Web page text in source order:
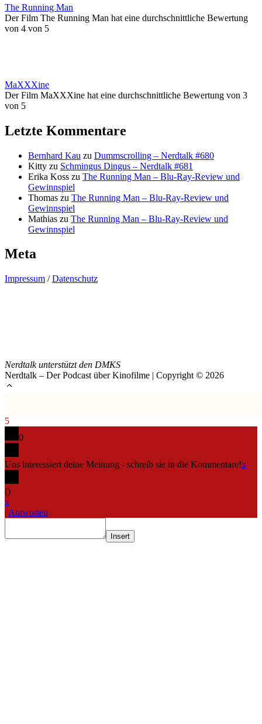
The Running Man
Der Film The Running Man hat eine durchschnittliche Bewertung
von 4 von 5
MaXXXine
Der Film MaXXXine hat eine durchschnittliche Bewertung von 3
von 5
Letzte Kommentare
Bernhard Kau zu Dummscrolling – Nerdtalk #680
Kitty zu Schmingus Dingus – Nerdtalk #681
Erika Koss zu The Running Man – Blu-Ray-Review und
Gewinnspiel
Thomas zu The Running Man – Blu-Ray-Review und
Gewinnspiel
Mathias zu The Running Man – Blu-Ray-Review und
Gewinnspiel
Meta
Impressum /Datenschutz
Nerdtalk unterstützt den DMKS
Nerdtalk – Der Podcast über Kinofilme | Copyright © 2026
5
0
Uns interessiert deine Meinung - schreib sie in die Kommentare!x
()
x
| Antworten
Insert